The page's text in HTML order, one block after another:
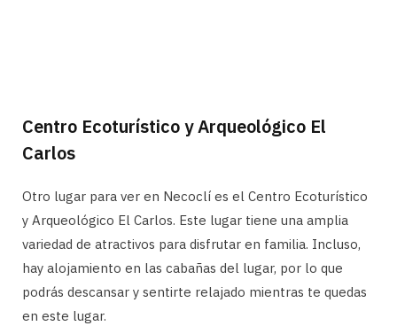
Centro Ecoturístico y Arqueológico El
Carlos
Otro lugar para ver en Necoclí es el Centro Ecoturístico
y Arqueológico El Carlos. Este lugar tiene una amplia
variedad de atractivos para disfrutar en familia. Incluso,
hay alojamiento en las cabañas del lugar, por lo que
podrás descansar y sentirte relajado mientras te quedas
en este lugar.